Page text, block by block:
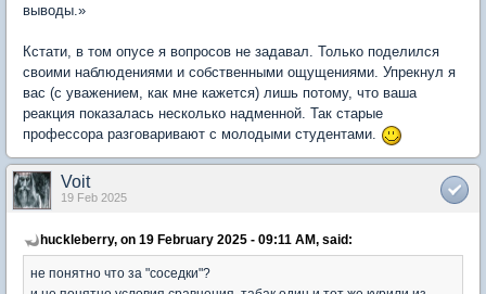
выводы.»
Кстати, в том опусе я вопросов не задавал. Только поделился
своими наблюдениями и собственными ощущениями. Упрекнул я
вас (с уважением, как мне кажется) лишь потому, что ваша
реакция показалась несколько надменной. Так старые
профессора разговаривают с молодыми студентами.
Voit
19 Feb 2025
huckleberry, on 19 February 2025 - 09:11 AM, said:
не понятно что за "соседки"?